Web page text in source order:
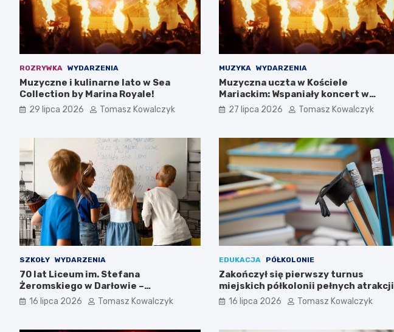
ROZRYWKA WYDARZENIA
Muzyczne i kulinarne lato w Sea
Collection by Marina Royale!
29 lipca 2026 Tomasz Kowalczyk
MUZYKA WYDARZENIA
Muzyczna uczta w Kościele
Mariackim: Wspaniały koncert w
Darłowie
27 lipca 2026 Tomasz Kowalczyk
SZKOŁY WYDARZENIA
70 lat Liceum im. Stefana
Żeromskiego w Darłowie –
Świętujemy razem!
16 lipca 2026 Tomasz Kowalczyk
EDUKACJA PÓŁKOLONIE
Zakończył się pierwszy turnus
miejskich półkolonii pełnych atrakcji
16 lipca 2026 Tomasz Kowalczyk